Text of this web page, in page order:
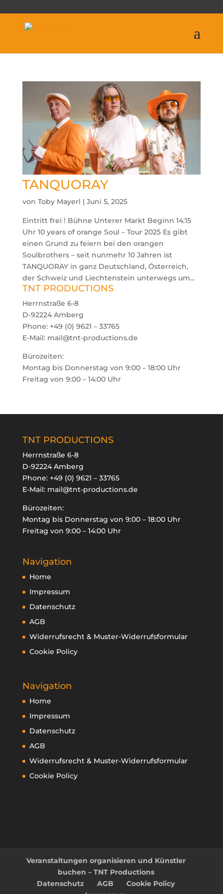

TANQUORAY
von Toby Mayerl | Juni 5, 2025
Eintritt frei ! Bühne Unterer Markt Beginn 14:15
Uhr 10 years of orange Soul – Tour 2025 Es gibt
einen Grund zu feiern bei den orangen
Soulbrothers – seit nunmehr 10 Jahren ist
TANQUORAY in ganz Deutschland, Österreich,
der Schweiz und Liechtenstein unterwegs um...
TNT PRODUCTIONS
Herrnstraße 6-8
D-92224 Amberg
Phone: +49 (0) 9621 – 33765
E-Mail: mail@tnt-productions.de
Bürozeiten:
Montag bis Donnerstag von 9:00 – 18:00 Uhr
Freitag von 9:00 – 14:00 Uhr
TNT PRODUCTIONS
Herrnstraße 6-8
D-92224 Amberg
Phone: +49 (0) 9621 – 33765
E-Mail: mail@tnt-productions.de
Bürozeiten:
Montag bis Donnerstag von 9:00 – 18:00 Uhr
Freitag von 9:00 – 14:00 Uhr
Navigation
Home
Impressum
Datenschutz
AGB
Widerrufsrecht & Muster-Widerrufsformular
Cookie Policy
Navigation
Home
Impressum
Datenschutz
AGB
Widerrufsrecht & Muster-Widerrufsformular
Cookie Policy
Veranstaltungen organisieren und Künstler
buchen – TNT Productions
Datenschutz
AGB
Cookie Policy